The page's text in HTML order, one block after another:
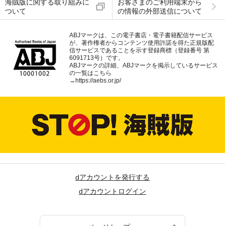
海賊版に関する取り組みに
ついて
お客さまのご利用端末から
の情報の外部送信について
ABJマークは、この電子書店・電子書籍配信サービス
が、著作権者からコンテンツ使用許諾を得た正規版配
信サービスであることを示す登録商標（登録番号 第
6091713号）です。
ABJマークの詳細、ABJマークを掲示しているサービス
の一覧はこちら
→ https://aebs.or.jp/
dアカウントを発行する
dアカウントログイン